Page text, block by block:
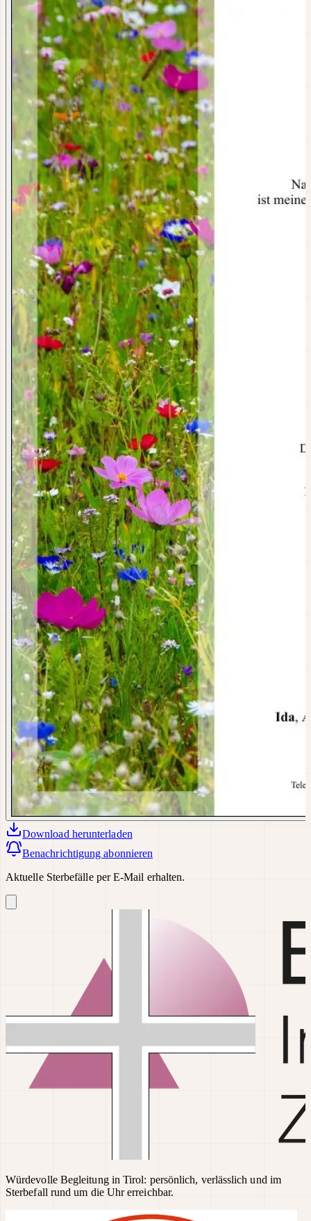
Download herunterladen
Benachrichtigung abonnieren
Aktuelle Sterbefälle per E-Mail erhalten.
Würdevolle Begleitung in Tirol: persönlich, verlässlich und im
Sterbefall rund um die Uhr erreichbar.